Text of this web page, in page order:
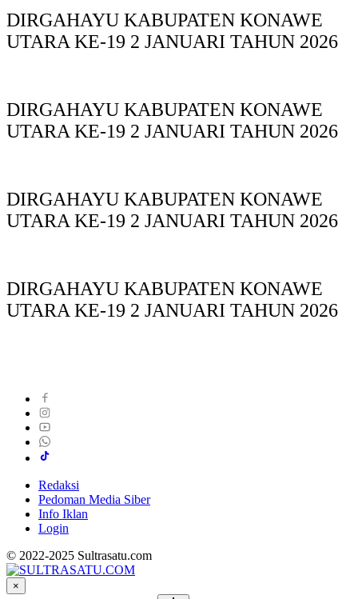
DIRGAHAYU KABUPATEN KONAWE
UTARA KE-19 2 JANUARI TAHUN 2026
DIRGAHAYU KABUPATEN KONAWE
UTARA KE-19 2 JANUARI TAHUN 2026
DIRGAHAYU KABUPATEN KONAWE
UTARA KE-19 2 JANUARI TAHUN 2026
DIRGAHAYU KABUPATEN KONAWE
UTARA KE-19 2 JANUARI TAHUN 2026
Redaksi
Pedoman Media Siber
Info Iklan
Login
© 2022-2025 Sultrasatu.com
×